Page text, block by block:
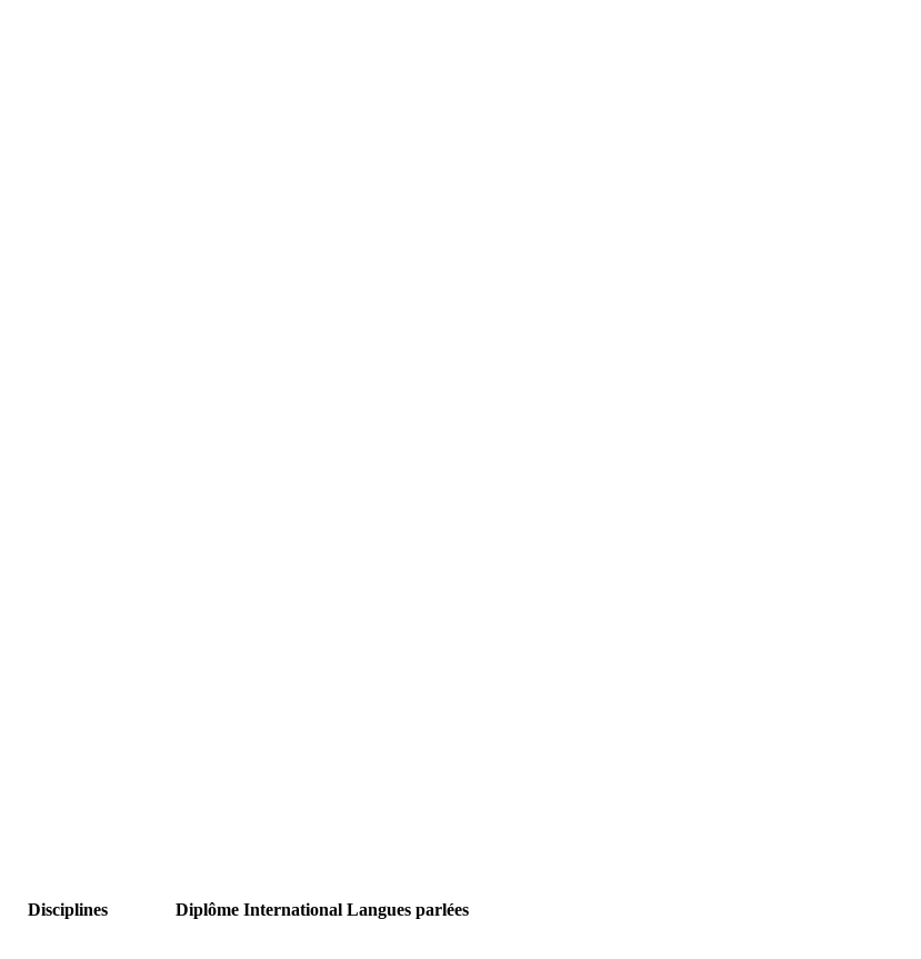
Disciplines Diplôme International Langues parlées